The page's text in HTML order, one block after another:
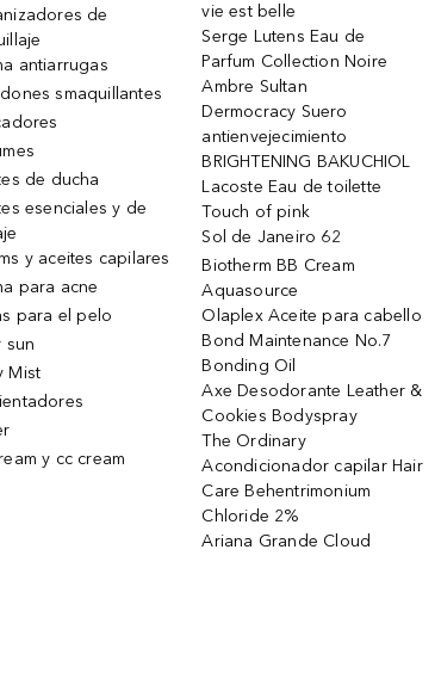
de
antiarrugas
smaquillantes
de ducha
esenciales y de
y aceites capilares
para acne
para el pelo
sun
Mist
y cc cream
vie est belle
Serge Lutens Eau de
Parfum Collection Noire
Ambre Sultan
Dermocracy Suero
antienvejecimiento
BRIGHTENING BAKUCHIOL
Lacoste Eau de toilette
Touch of pink
Sol de Janeiro 62
Biotherm BB Cream
Aquasource
Olaplex Aceite para cabello
Bond Maintenance No.7
Bonding Oil
Axe Desodorante Leather &
Cookies Bodyspray
The Ordinary
Acondicionador capilar Hair
Care Behentrimonium
Chloride 2%
Ariana Grande Cloud